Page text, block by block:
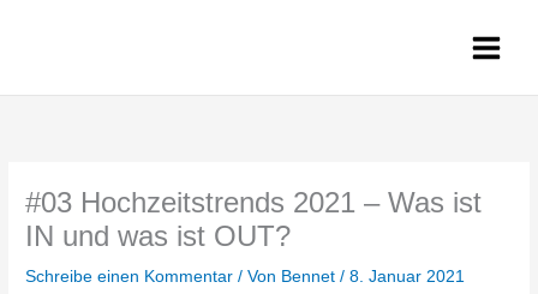
#03 Hochzeitstrends 2021 – Was ist
IN und was ist OUT?
Schreibe einen Kommentar / Von Bennet/8. Januar 2021